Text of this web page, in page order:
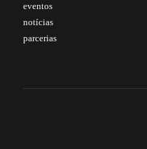
eventos
notícias
parcerias